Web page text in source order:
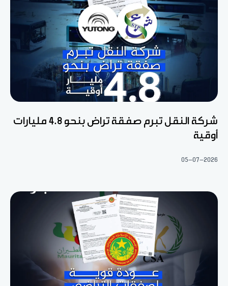
شركة النقل تبرم صفقة تراض بنحو 4.8 مليارات
أوقية
05-07-2026